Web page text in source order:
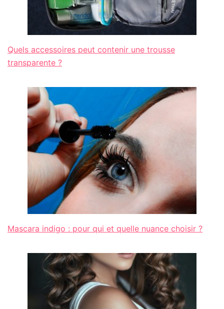
Quels accessoires peut contenir une trousse
transparente ?
Mascara indigo : pour qui et quelle nuance choisir ?